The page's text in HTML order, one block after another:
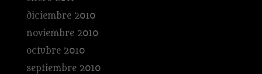
diciembre 2010
noviembre 2010
octubre 2010
septiembre 2010